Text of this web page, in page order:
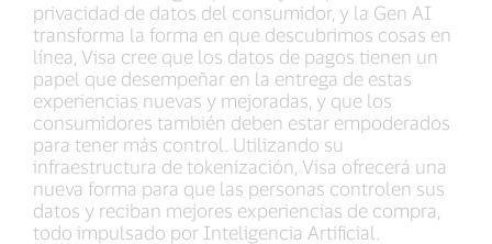
privacidad de datos del consumidor, y la Gen AI
transforma la forma en que descubrimos cosas en
línea, Visa cree que los datos de pagos tienen un
papel que desempeñar en la entrega de estas
experiencias nuevas y mejoradas, y que los
consumidores también deben estar empoderados
para tener más control. Utilizando su
infraestructura de tokenización, Visa ofrecerá una
nueva forma para que las personas controlen sus
datos y reciban mejores experiencias de compra,
todo impulsado por Inteligencia Artificial.